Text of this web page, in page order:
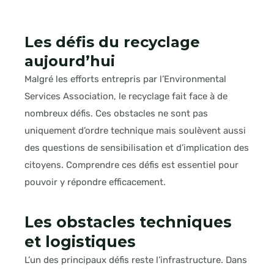
Les défis du recyclage
aujourd’hui
Malgré les efforts entrepris par l’Environmental
Services Association, le recyclage fait face à de
nombreux défis. Ces obstacles ne sont pas
uniquement d’ordre technique mais soulèvent aussi
des questions de sensibilisation et d’implication des
citoyens. Comprendre ces défis est essentiel pour
pouvoir y répondre efficacement.
Les obstacles techniques
et logistiques
L’un des principaux défis reste l’infrastructure. Dans